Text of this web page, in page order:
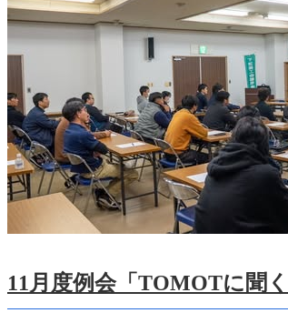
11月度例会「TOMOTに聞